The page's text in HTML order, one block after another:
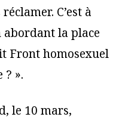
C’est à
abordant la place
Front homosexuel
».
le 10 mars,